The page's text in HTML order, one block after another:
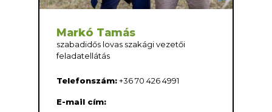
Markó Tamás
szabadidős lovas szakági vezetői
feladatellátás
Telefonszám: +36 70 426 4991
E-mail cím: